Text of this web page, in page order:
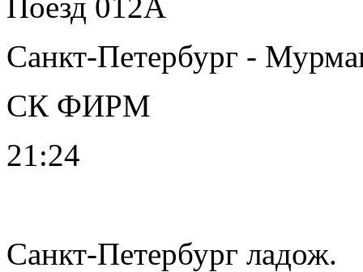
Санкт-Петербург -
СК ФИРМ
21:24
Санкт-Петербург ладож.